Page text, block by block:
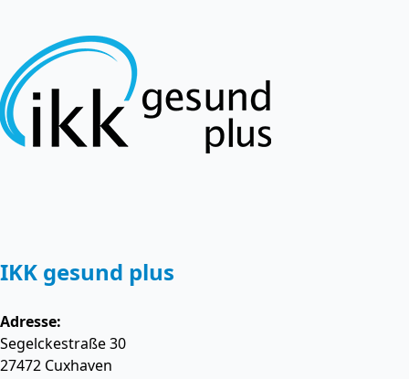
IKK gesund plus
Adresse:
Segelckestraße 30
27472 Cuxhaven